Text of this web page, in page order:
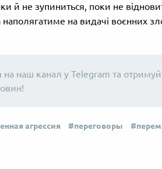
й не зупиниться, поки не
на видачі воєнних
на наш канал у Telegram та
агрессия переговоры